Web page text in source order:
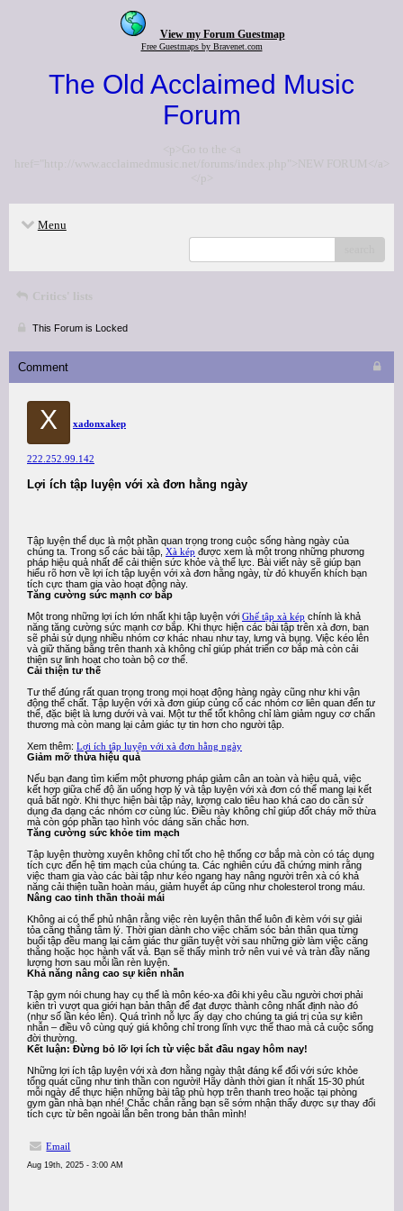
View my Forum Guestmap
Free Guestmaps by Bravenet.com
The Old Acclaimed Music
Forum
<p>Go to the <a
href="http://www.acclaimedmusic.net/forums/index.php">NEW FORUM</a>
</p>
Menu
Critics' lists
This Forum is Locked
Comment
X xadonxakep
222.252.99.142
Lợi ích tập luyện với xà đơn hằng ngày
Tập luyện thể dục là một phần quan trọng trong cuộc sống hàng ngày của
chúng ta. Trong số các bài tập, Xà kép được xem là một trong những phương
pháp hiệu quả nhất để cải thiện sức khỏe và thể lực. Bài viết này sẽ giúp bạn
hiểu rõ hơn về lợi ích tập luyện với xà đơn hằng ngày, từ đó khuyến khích bạn
tích cực tham gia vào hoạt động này.
Tăng cường sức mạnh cơ bắp
Một trong những lợi ích lớn nhất khi tập luyện với Ghế tập xà kép chính là khả
năng tăng cường sức mạnh cơ bắp. Khi thực hiện các bài tập trên xà đơn, bạn
sẽ phải sử dụng nhiều nhóm cơ khác nhau như tay, lưng và bụng. Việc kéo lên
và giữ thăng bằng trên thanh xà không chỉ giúp phát triển cơ bắp mà còn cải
thiện sự linh hoạt cho toàn bộ cơ thể.
Cải thiện tư thế
Tư thế đúng rất quan trọng trong mọi hoạt động hàng ngày cũng như khi vận
động thể chất. Tập luyện với xà đơn giúp củng cố các nhóm cơ liên quan đến tư
thế, đặc biệt là lưng dưới và vai. Một tư thế tốt không chỉ làm giảm nguy cơ chấn
thương mà còn mang lại cảm giác tự tin hơn cho người tập.
Xem thêm: Lợi ích tập luyện với xà đơn hằng ngày
Giảm mỡ thừa hiệu quả
Nếu bạn đang tìm kiếm một phương pháp giảm cân an toàn và hiệu quả, việc
kết hợp giữa chế độ ăn uống hợp lý và tập luyện với xà đơn có thể mang lại kết
quả bất ngờ. Khi thực hiện bài tập này, lượng calo tiêu hao khá cao do cần sử
dụng đa dạng các nhóm cơ cùng lúc. Điều này không chỉ giúp đốt cháy mỡ thừa
mà còn góp phần tạo hình vóc dáng săn chắc hơn.
Tăng cường sức khỏe tim mạch
Tập luyện thường xuyên không chỉ tốt cho hệ thống cơ bắp mà còn có tác dụng
tích cực đến hệ tim mạch của chúng ta. Các nghiên cứu đã chứng minh rằng
việc tham gia vào các bài tập như kéo ngang hay nâng người trên xà có khả
năng cải thiện tuần hoàn máu, giảm huyết áp cũng như cholesterol trong máu.
Nâng cao tinh thần thoải mái
Không ai có thể phủ nhận rằng việc rèn luyện thân thể luôn đi kèm với sự giải
tỏa căng thẳng tâm lý. Thời gian dành cho việc chăm sóc bản thân qua từng
buổi tập đều mang lại cảm giác thư giãn tuyệt vời sau những giờ làm việc căng
thẳng hoặc học hành vất vả. Bạn sẽ thấy mình trở nên vui vẻ và tràn đầy năng
lượng hơn sau mỗi lần rèn luyện.
Khả năng nâng cao sự kiên nhẫn
Tập gym nói chung hay cụ thể là môn kéo-xa đôi khi yêu cầu người chơi phải
kiên trì vượt qua giới hạn bản thân để đạt được thành công nhất định nào đó
(như số lần kéo lên). Quá trình nỗ lực ấy dạy cho chúng ta giá trị của sự kiên
nhẫn – điều vô cùng quý giá không chỉ trong lĩnh vực thể thao mà cả cuộc sống
đời thường.
Kết luận: Đừng bỏ lỡ lợi ích từ việc bắt đầu ngay hôm nay!
Những lợi ích tập luyện với xà đơn hằng ngày thật đáng kể đối với sức khỏe
tổng quát cũng như tinh thần con người! Hãy dành thời gian ít nhất 15-30 phút
mỗi ngày để thực hiện những bài tâp phù hợp trên thanh treo hoặc tại phòng
gym gần nhà bạn nhé! Chắc chắn rằng bạn sẽ sớm nhận thấy được sự thay đổi
tích cực từ bên ngoài lẫn bên trong bản thân mình!
Email
Aug 19th, 2025 - 3:00 AM